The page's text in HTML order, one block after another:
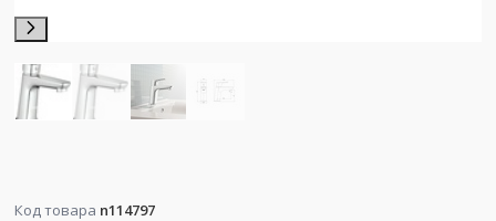
Код товара n114797